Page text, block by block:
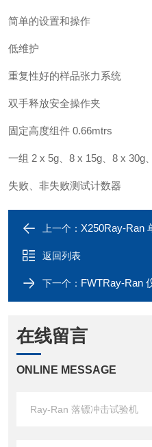
简单的设置和操作
低维护
重复性好的样品张力系统
双手释放安全操作夹
固定高度组件 0.66mtrs
一组 2 x 5g、8 x 15g、8 x 30g
失败、非失败测试计数器
上一个： X250Ray-Ran
返回列表
下一个： FWTRay-Ran
在线留言
ONLINE MESSAGE